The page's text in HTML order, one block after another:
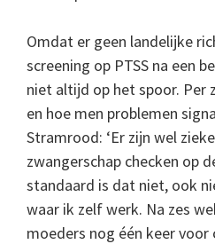
Omdat er geen landelijke
screening op PTSS na een
niet altijd op het spoor. Per
en hoe men problemen
Stramrood: ‘Er zijn wel
zwangerschap checken op
standaard is dat niet, ook
waar ik zelf werk. Na zes
moeders nog één keer